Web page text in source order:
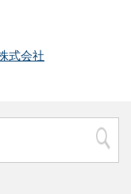
式会社